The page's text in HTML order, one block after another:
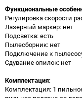
Функциональные
Регулировка скорости
Лазерный маркер: нет
Подсветка: есть
Пылесборник: нет
Подключение к
Сдувание опилок: нет
Комплектация:
Комплектация: 1